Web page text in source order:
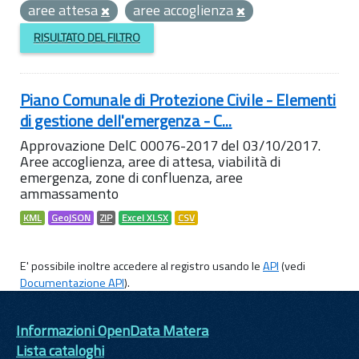
aree attesa
aree accoglienza
RISULTATO DEL FILTRO
Piano Comunale di Protezione Civile - Elementi
di gestione dell'emergenza - C...
Approvazione DelC 00076-2017 del 03/10/2017.
Aree accoglienza, aree di attesa, viabilità di
emergenza, zone di confluenza, aree
ammassamento
KML GeoJSON ZIP Excel XLSX CSV
E' possibile inoltre accedere al registro usando leAPI(vedi
Documentazione API).
Informazioni OpenData Matera
Lista cataloghi